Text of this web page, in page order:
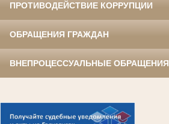
ПРОТИВОДЕЙСТВИЕ КОРРУПЦИИ
ОБРАЩЕНИЯ ГРАЖДАН
ВНЕПРОЦЕССУАЛЬНЫЕ ОБРАЩЕНИЯ